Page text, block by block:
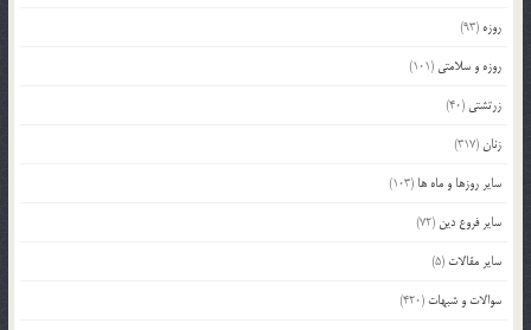
روزه (93)
روزه و سلامتی (101)
زرتشتی (40)
زنان(317)
سایر روزها و ماه ها (103)
سایر فروع دین (72)
سایر مقالات (5)
سوالات و شبهات (420)